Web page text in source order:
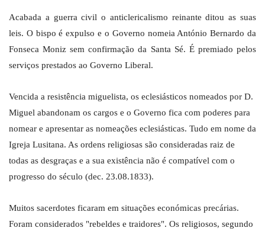
Acabada a guerra civil o anticlericalismo reinante ditou as suas
leis. O bispo é expulso e o Governo nomeia António Bernardo da
Fonseca Moniz sem confirmação da Santa Sé. É premiado pelos
serviços prestados ao Governo Liberal.
Vencida a resistência miguelista, os eclesiásticos nomeados por D.
Miguel abandonam os cargos e o Governo fica com poderes para
nomear e apresentar as nomeações eclesiásticas. Tudo em nome da
Igreja Lusitana. As ordens religiosas são consideradas raiz de
todas as desgraças e a sua existência não é compatível com o
progresso do século (dec. 23.08.1833).
Muitos sacerdotes ficaram em situações económicas precárias.
Foram considerados "rebeldes e traidores". Os religiosos, segundo